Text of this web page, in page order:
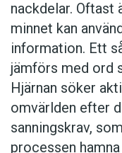
nackdelar.
minnet kan
information. Ett
jämförs med ord
Hjärnan söker
omvärlden efter
sanningskrav,
processen